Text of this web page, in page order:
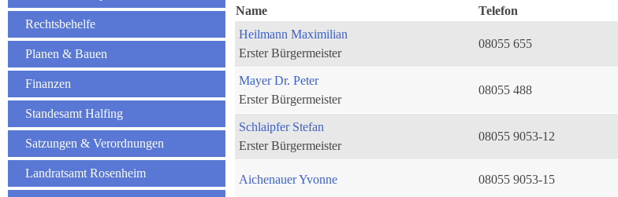
Rechtsbehelfe
Planen & Bauen
Finanzen
Standesamt Halfing
Satzungen & Verordnungen
Landratsamt Rosenheim
Name
Telefon
Heilmann Maximilian
Erster Bürgermeister
08055 655
Mayer Dr. Peter
Erster Bürgermeister
08055 488
Schlaipfer Stefan
Erster Bürgermeister
08055 9053-12
Aichenauer Yvonne 08055 9053-15